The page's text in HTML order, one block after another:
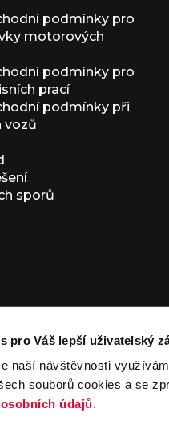
pro Váš lepší uživatelský
naší návštěvnosti
souborů cookies a se
údajů.
podmínky pro
motorových
podmínky pro
prací
podmínky při
vozů
sporů
and Terms of Service